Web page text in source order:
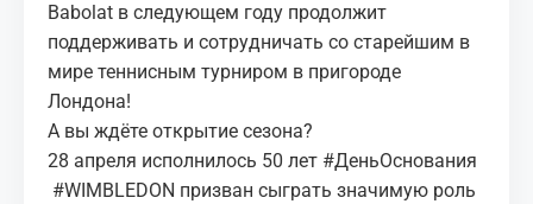
Babolat в следующем году продолжит
поддерживать и сотрудничать со старейшим в
мире теннисным турниром в пригороде
Лондона!
А вы ждёте открытие сезона?
28 апреля исполнилось 50 лет #ДеньОснования
#WIMBLEDON призван сыграть значимую роль